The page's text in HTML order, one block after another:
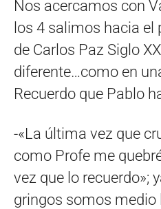
Nos acercamos con
los 4 salimos hacia el
de Carlos Paz Siglo
diferente…como en
Recuerdo que Pablo
-«La última vez que
como Profe me
vez que lo recuerdo»;
gringos somos medio